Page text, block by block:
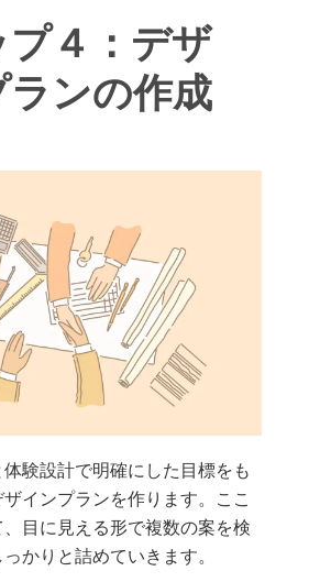
プ４：デザ
ランの作成
験設計で明確にした目標をも
インプランを作ります。ここ
目に見える形で複数の案を検
かりと詰めていきます。